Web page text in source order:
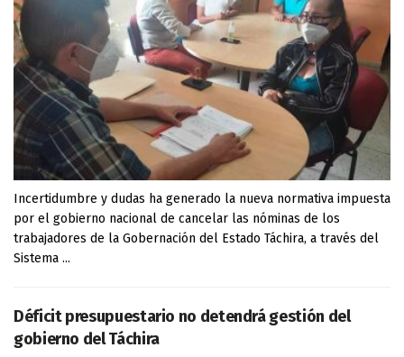
Incertidumbre y dudas ha generado la nueva normativa impuesta
por el gobierno nacional de cancelar las nóminas de los
trabajadores de la Gobernación del Estado Táchira, a través del
Sistema ...
Déficit presupuestario no detendrá gestión del
gobierno del Táchira